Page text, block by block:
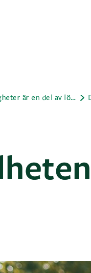
Energieffektiva fastigheter är en del av lösningen